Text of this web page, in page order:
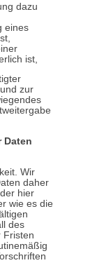
dazu
eines
ist,
zur
Daten
Wir
daher
hier
wie es die
des
Fristen